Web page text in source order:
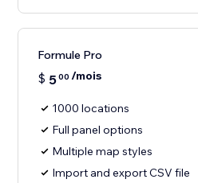
Formule Pro
$ 500 /mois
1000 locations
Full panel options
Multiple map styles
Import and export CSV file